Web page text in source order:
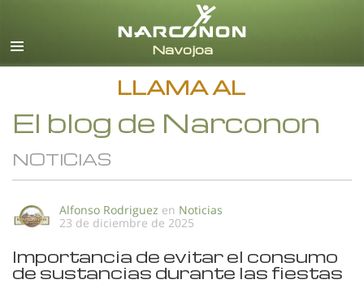
Español
Todas las Regiones/Idiomas
LLAMA AL
El blog de Narconon
NOTICIAS
Alfonso Rodriguez en Noticias
23 de diciembre de 2025
Importancia de evitar el consumo
de sustancias durante las fiestas